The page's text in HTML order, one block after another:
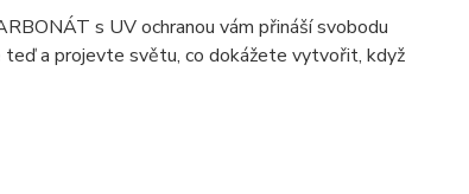
s UV ochranou vám přináší svobodu
a projevte světu, co dokážete vytvořit, když